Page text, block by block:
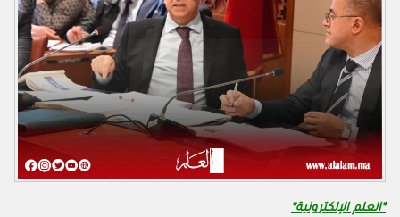
*العلم الإلكترونية*